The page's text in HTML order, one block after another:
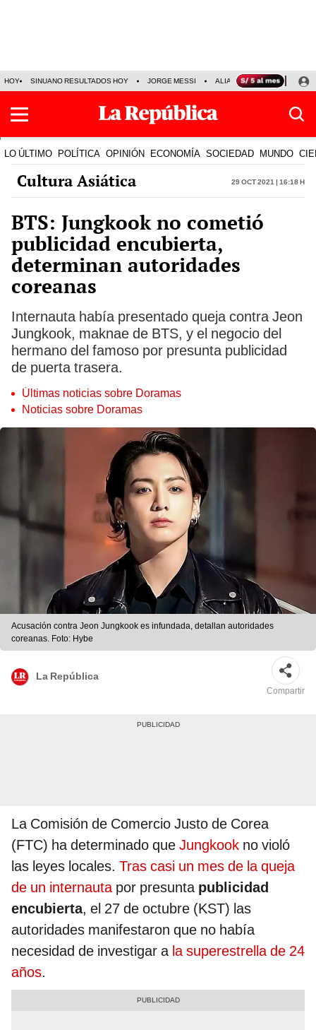
HOY SINUANO RESULTADOS HOY JORGE MESSI ALIANZA LIMA VS SPORT
LO ÚLTIMO POLÍTICA OPINIÓN ECONOMÍA SOCIEDAD MUNDO
Cultura Asiática 29 Oct 2021 | 16:18 h
BTS: Jungkook no cometió
publicidad encubierta,
determinan autoridades
coreanas
Internauta había presentado queja contra Jeon
Jungkook, maknae de BTS, y el negocio del
hermano del famoso por presunta publicidad
de puerta trasera.
Últimas noticias sobre Doramas
Noticias sobre Doramas
Acusación contra Jeon Jungkook es infundada, detallan autoridades
coreanas. Foto: Hybe
La República
Compartir
La Comisión de Comercio Justo de Corea
(FTC) ha determinado que Jungkook no violó
las leyes locales. Tras casi un mes de la queja
de un internautapor presunta publicidad
encubierta, el 27 de octubre (KST) las
autoridades manifestaron que no había
necesidad de investigar a la superestrella de 24
años.